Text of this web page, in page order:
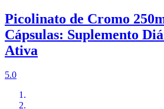
Picolinato de Cromo
Cápsulas: Suplemento
Ativa
5.0